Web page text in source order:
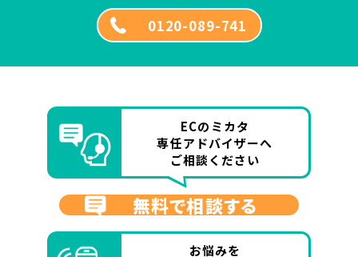
0120-089-741
ECのミカタ
専任アドバイザーへ
ご相談ください
無料で相談する
お悩みを